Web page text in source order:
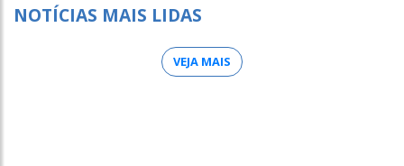
NOTÍCIAS MAIS LIDAS
VEJA MAIS